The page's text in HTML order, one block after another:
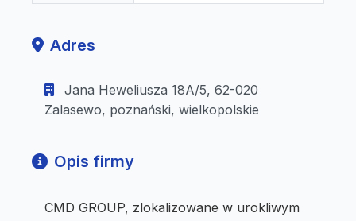
Adres
Jana Heweliusza 18A/5, 62-020
Zalasewo, poznański, wielkopolskie
Opis firmy
CMD GROUP, zlokalizowane w urokliwym